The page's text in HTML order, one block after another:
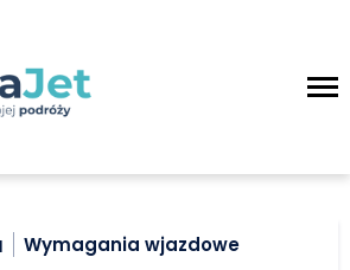
Wymagania wjazdowe